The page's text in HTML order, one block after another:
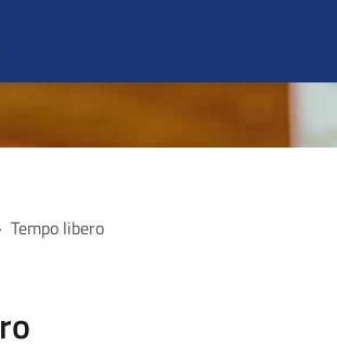
Tempo libero